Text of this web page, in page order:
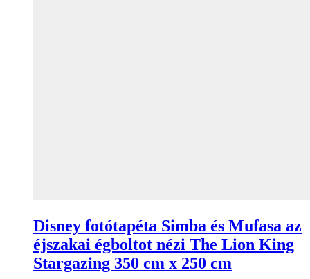
Disney fotótapéta Simba és Mufasa az
éjszakai égboltot nézi The Lion King
Stargazing 350 cm x 250 cm